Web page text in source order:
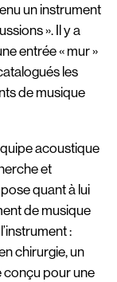
un instrument
». Il y a
entrée « mur »
les
de musique
acoustique
et
quant à lui
de musique
:
chirurgie, un
conçu pour une